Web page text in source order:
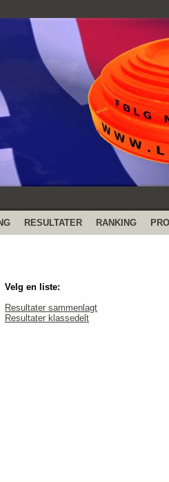
RESULTATER RANKING
Velg en liste:
Resultater sammenlagt
Resultater klassedelt